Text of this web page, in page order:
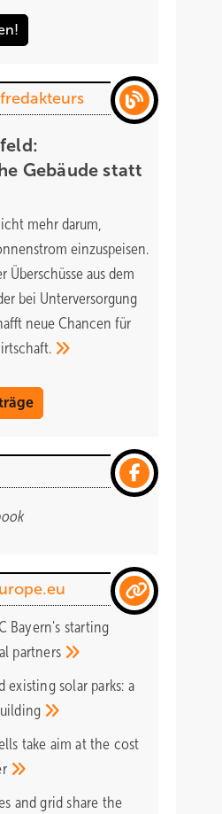
Gebäude statt
mehr darum,
einzuspeisen.
Überschüsse aus dem
bei Unterversorgung
neue Chancen für
Bayern's starting
partners
existing solar parks: a
take aim at the cost
and grid share the